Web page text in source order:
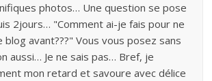
photos… Une question se pose
2jours… "Comment ai-je fais pour ne
blog avant???" Vous vous posez sans
aussi… Je ne sais pas… Bref, je
mon retard et savoure avec délice